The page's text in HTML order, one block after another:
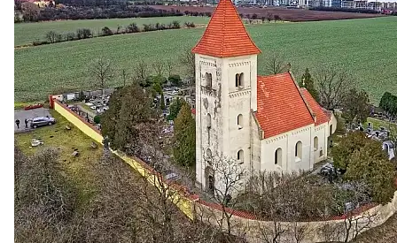
Politika • Volební seriál #02: Nová výstavba v jihozápadním
městě
Jakými nástroji navrhujete vstupovat z pozice ÚMČ Praha
13 do procesů developerské výstavby např. v lokalitě
Třebonice a Chaby, kterou umožňuje nově schválený
Metropolitn...